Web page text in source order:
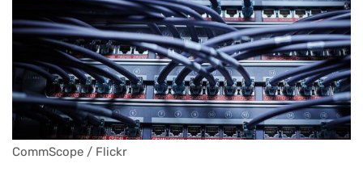
CommScope / Flickr